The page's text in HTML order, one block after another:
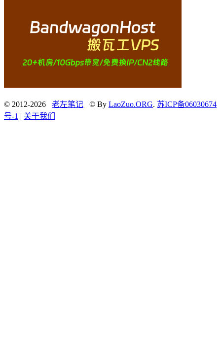
© 2012-2026 老左笔记 © By LaoZuo.ORG. 苏ICP备06030674
号-1 | 关于我们